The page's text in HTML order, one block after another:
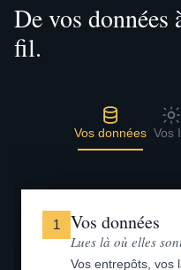
De vos données
fil.
Vos données Vos
1 Vos données
Lues là où elles
Vos entrepôts, vos